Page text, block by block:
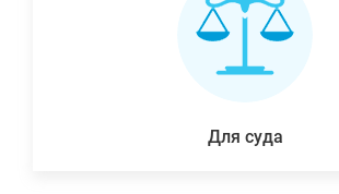
Для суда